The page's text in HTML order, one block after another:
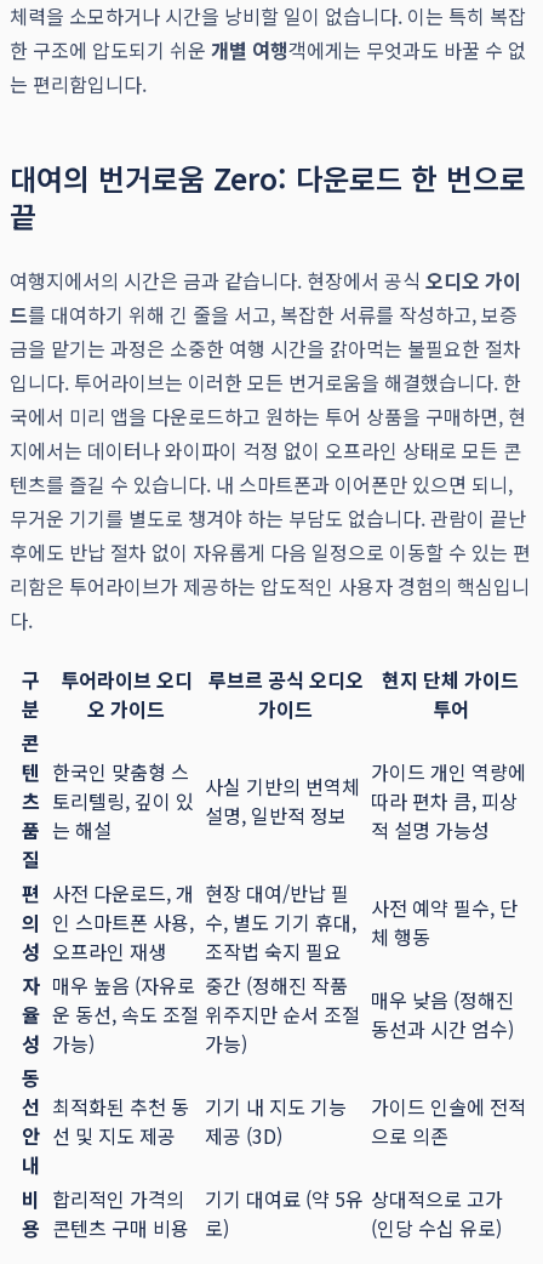
체력을 소모하거나 시간을 낭비할 일이 없습니다. 이는 특히 복잡
한 구조에 압도되기 쉬운 개별 여행객에게는 무엇과도 바꿀 수 없
는 편리함입니다.
대여의 번거로움 Zero: 다운로드 한 번으로
끝
여행지에서의 시간은 금과 같습니다. 현장에서 공식 오디오 가이
드를 대여하기 위해 긴 줄을 서고, 복잡한 서류를 작성하고, 보증
금을 맡기는 과정은 소중한 여행 시간을 갉아먹는 불필요한 절차
입니다. 투어라이브는 이러한 모든 번거로움을 해결했습니다. 한
국에서 미리 앱을 다운로드하고 원하는 투어 상품을 구매하면, 현
지에서는 데이터나 와이파이 걱정 없이 오프라인 상태로 모든 콘
텐츠를 즐길 수 있습니다. 내 스마트폰과 이어폰만 있으면 되니,
무거운 기기를 별도로 챙겨야 하는 부담도 없습니다. 관람이 끝난
후에도 반납 절차 없이 자유롭게 다음 일정으로 이동할 수 있는 편
리함은 투어라이브가 제공하는 압도적인 사용자 경험의 핵심입니
다.
구
분
투어라이브 오디
오 가이드
루브르 공식 오디오
가이드
현지 단체 가이드
투어
콘
텐
츠
품
질
한국인 맞춤형 스
토리텔링, 깊이 있
는 해설
사실 기반의 번역체
설명, 일반적 정보
가이드 개인 역량에
따라 편차 큼, 피상
적 설명 가능성
편
의
성
사전 다운로드, 개
인 스마트폰 사용,
오프라인 재생
현장 대여/반납 필
수, 별도 기기 휴대,
조작법 숙지 필요
사전 예약 필수, 단
체 행동
자
율
성
매우 높음 (자유로
운 동선, 속도 조절
가능)
중간 (정해진 작품
위주지만 순서 조절
가능)
매우 낮음 (정해진
동선과 시간 엄수)
동
선
안
내
최적화된 추천 동
선 및 지도 제공
기기 내 지도 기능
제공 (3D)
가이드 인솔에 전적
으로 의존
비
용
합리적인 가격의
콘텐츠 구매 비용
기기 대여료 (약 5유
로)
상대적으로 고가
(인당 수십 유로)